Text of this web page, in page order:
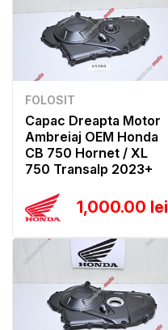
FOLOSIT
Capac Dreapta Motor
Ambreiaj OEM Honda
CB 750 Hornet / XL
750 Transalp 2023+
1,000.00 lei